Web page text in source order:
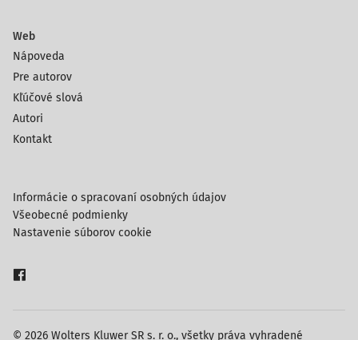
Web
Nápoveda
Pre autorov
Kľúčové slová
Autori
Kontakt
© 2026 Wolters Kluwer SR s. r. o., všetky práva vyhradené
Informácie o spracovaní osobných údajov
Všeobecné podmienky
Nastavenie súborov cookie